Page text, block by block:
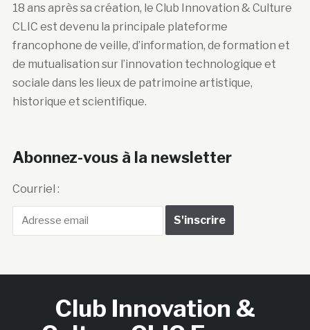
18 ans après sa création, le Club Innovation & Culture
CLIC est devenu la principale plateforme
francophone de veille, d’information, de formation et
de mutualisation sur l’innovation technologique et
sociale dans les lieux de patrimoine artistique,
historique et scientifique.
Abonnez-vous à la newsletter
Courriel :
Club Innovation &